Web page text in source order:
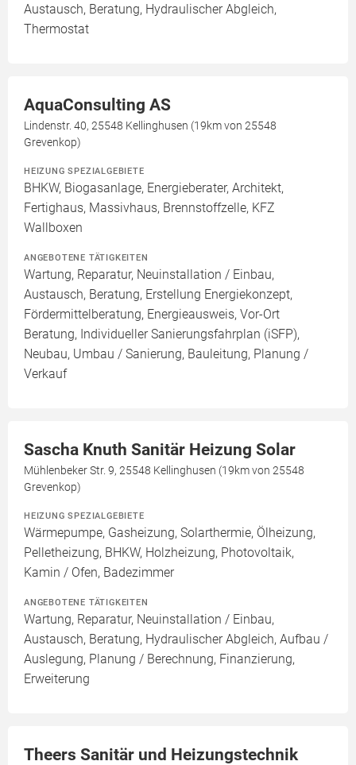
Austausch, Beratung, Hydraulischer Abgleich,
Thermostat
AquaConsulting AS
Lindenstr. 40, 25548 Kellinghusen (19km von 25548
Grevenkop)
HEIZUNG SPEZIALGEBIETE
BHKW, Biogasanlage, Energieberater, Architekt,
Fertighaus, Massivhaus, Brennstoffzelle, KFZ
Wallboxen
ANGEBOTENE TÄTIGKEITEN
Wartung, Reparatur, Neuinstallation / Einbau,
Austausch, Beratung, Erstellung Energiekonzept,
Fördermittelberatung, Energieausweis, Vor-Ort
Beratung, Individueller Sanierungsfahrplan (iSFP),
Neubau, Umbau / Sanierung, Bauleitung, Planung /
Verkauf
Sascha Knuth Sanitär Heizung Solar
Mühlenbeker Str. 9, 25548 Kellinghusen (19km von 25548
Grevenkop)
HEIZUNG SPEZIALGEBIETE
Wärmepumpe, Gasheizung, Solarthermie, Ölheizung,
Pelletheizung, BHKW, Holzheizung, Photovoltaik,
Kamin / Ofen, Badezimmer
ANGEBOTENE TÄTIGKEITEN
Wartung, Reparatur, Neuinstallation / Einbau,
Austausch, Beratung, Hydraulischer Abgleich, Aufbau /
Auslegung, Planung / Berechnung, Finanzierung,
Erweiterung
Theers Sanitär und Heizungstechnik